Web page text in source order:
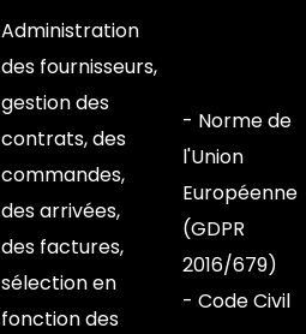
Administration
des fournisseurs,
gestion des
contrats, des
commandes,
des arrivées,
des factures,
sélection en
fonction des
- Norme de
l'Union
Européenne
(GDPR
2016/679)
- Code Civil